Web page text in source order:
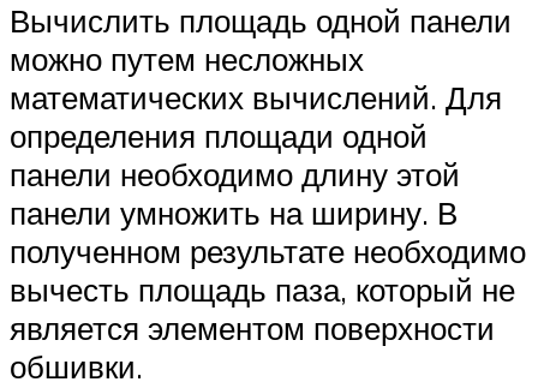
Вычислить площадь одной панели
можно путем несложных
математических вычислений. Для
определения площади одной
панели необходимо длину этой
панели умножить на ширину. В
полученном результате необходимо
вычесть площадь паза, который не
является элементом поверхности
обшивки.